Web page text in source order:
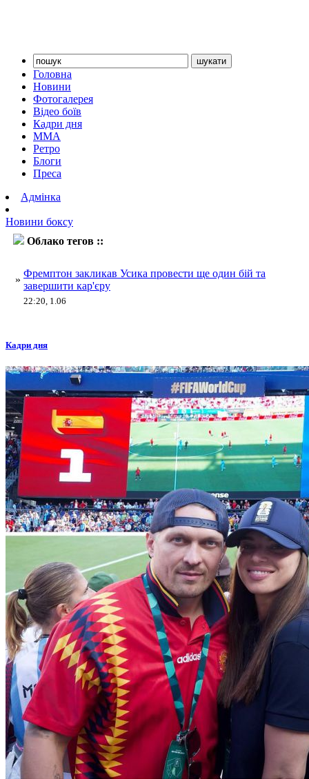
Головна
Новини
Фотогалерея
Відео боїв
Кадри дня
ММА
Ретро
Блоги
Преса
Адмінка
Новини боксу
Облако тегов ::
»
Фремптон закликав Усика провести ще один бій та
завершити кар'єру
22:20, 1.06
Кадри дня